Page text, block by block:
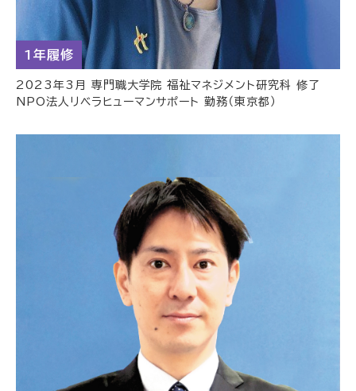
1年履修
2023年3月 専門職大学院 福祉マネジメント研究科 修了
NPO法人リベラヒューマンサポート 勤務（東京都）